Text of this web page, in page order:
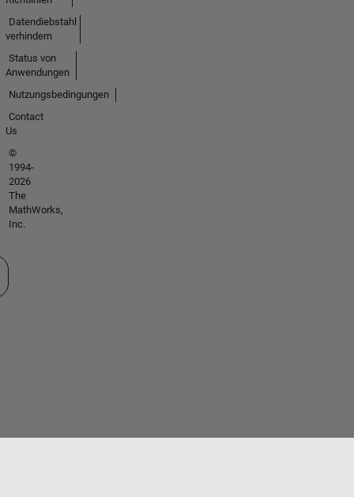
Datendiebstahl
verhindern
Status von
Anwendungen
Nutzungsbedingungen
Contact
Us
©
1994-
2026
The
MathWorks,
Inc.